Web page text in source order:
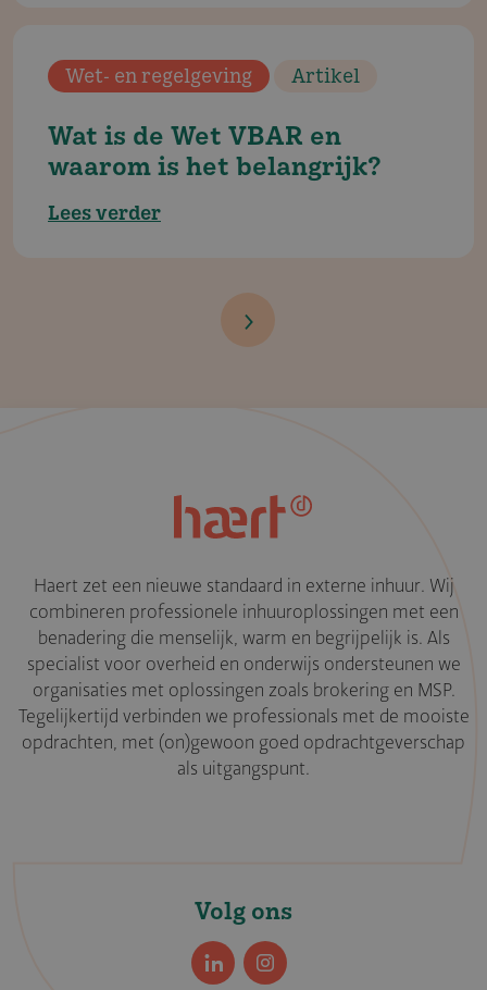
Wet- en regelgeving Artikel
Wat is de Wet VBAR en
waarom is het belangrijk?
Lees verder
Haert zet een nieuwe standaard in externe inhuur. Wij
combineren professionele inhuuroplossingen met een
benadering die menselijk, warm en begrijpelijk is. Als
specialist voor overheid en onderwijs ondersteunen we
organisaties met oplossingen zoals brokering en MSP.
Tegelijkertijd verbinden we professionals met de mooiste
opdrachten, met (on)gewoon goed opdrachtgeverschap
als uitgangspunt.
Volg ons